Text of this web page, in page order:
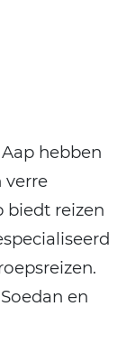
hebben
verre
biedt reizen
en